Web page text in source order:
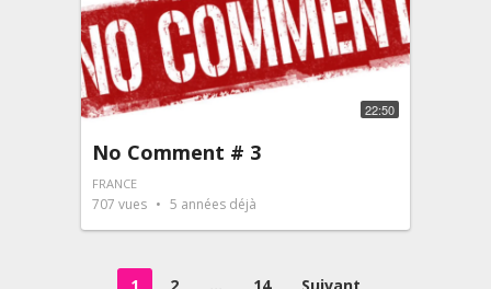
22:50
No Comment # 3
FRANCE
707 vues 5 années déjà